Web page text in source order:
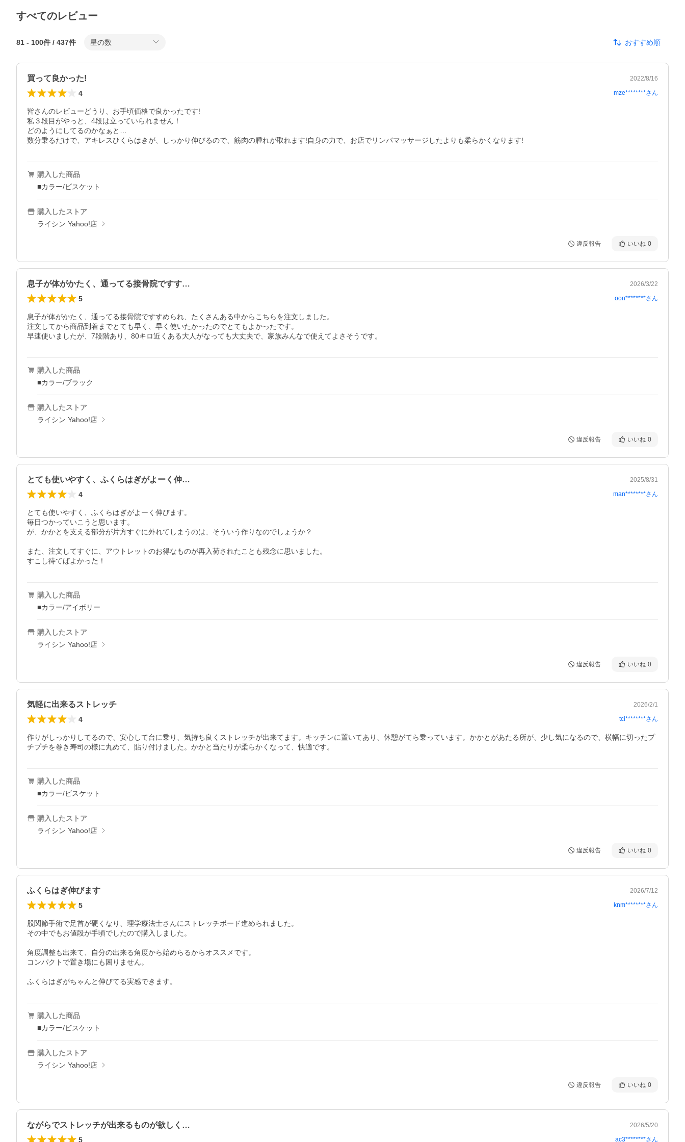
すべてのレビュー
81 - 100件 / 437件 星の数 おすすめ順
買って良かった! 2022/8/16
4 mze********さん
皆さんのレビューどうり、お手頃価格で良かったです!
私３段目がやっと、4段は立っていられません！
どのようにしてるのかなぁと…
購入した商品
■カラー/ビスケット
購入したストア
ライシン Yahoo!店
違反報告 いいね 0
息子が体がかたく、通ってる接骨院ですす… 2026/3/22
5 oon********さん
息子が体がかたく、通ってる接骨院ですすめられ、たくさんある中からこちらを注文しました。
注文してから商品到着までとても早く、早く使いたかったのでとてもよかったです。
早速使いましたが、7段階あり、80キロ近くある大人がなっても大丈夫で、家族みんなで使えてよさそうです。
購入した商品
■カラー/ブラック
購入したストア
ライシン Yahoo!店
違反報告 いいね 0
とても使いやすく、ふくらはぎがよーく伸… 2025/8/31
4 man********さん
とても使いやすく、ふくらはぎがよーく伸びます。
毎日つかっていこうと思います。
が、かかとを支える部分が片方すぐに外れてしまうのは、そういう作りなのでしょうか？
また、注文してすぐに、アウトレットのお得なものが再入荷されたことも残念に思いました。
すこし待てばよかった！
購入した商品
■カラー/アイボリー
購入したストア
ライシン Yahoo!店
違反報告 いいね 0
気軽に出来るストレッチ 2026/2/1
4 tci********さん
作りがしっかりしてるので、安心して台に乗り、気持ち良くストレッチが出来てます。キッチンに置いてあり、休憩がてら乗っています。かかとがあたる所が、少し気になるので、横幅に切ったプ
チプチを巻き寿司の様に丸めて、貼り付けました。かかと当たりが柔らかくなって、快適です。
購入した商品
■カラー/ビスケット
購入したストア
ライシン Yahoo!店
違反報告 いいね 0
ふくらはぎ伸びます 2026/7/12
5 knm********さん
股関節手術で足首が硬くなり、理学療法士さんにストレッチボード進められました。
その中でもお値段が手頃でしたので購入しました。
角度調整も出来て、自分の出来る角度から始めらるからオススメです。
コンパクトで置き場にも困りません。
ふくらはぎがちゃんと伸びてる実感できます。
購入した商品
■カラー/ビスケット
購入したストア
ライシン Yahoo!店
違反報告 いいね 0
ながらでストレッチが出来るものが欲しく… 2026/5/20
5 ac3********さん